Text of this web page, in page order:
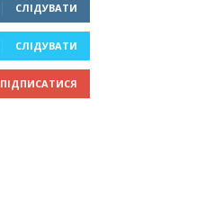
СЛІДУВАТИ
СЛІДУВАТИ
ПІДПИСАТИСЯ